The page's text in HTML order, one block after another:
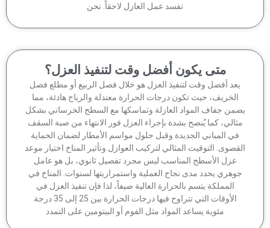
تفسد عمل العازل لاحقاً. نحن
متى يكون أفضل وقت لتنفيذ العزل؟
أفضل وقت لتنفيذ العزل هو خلال فصل الربيع أو مطلع فصل
الخريف، حيث تكون درجات الحرارة معتدلة والرياح هادئة، مما
جفاف المواد العازلة وتماسكها مع السطح الخرساني بشكل
كما يُنصح بشدة بإجراء العزل فور الانتهاء من صبة السقف
في المباني الجديدة وقبل حلول مواسم الأمطار لضمان الحماية
التوقيت المثالي لتركيب العوازل وتأثير المناخ اختيار موعد
عزل الأسطح المناسب ليس مجرد تفصيل ثانوي، بل هو عامل
يحدد مدى نجاح العملية واستمراريتها لسنوات. المناخ في
المملكة يتسم بالحرارة العالية صيفاً، لذا فإن تنفيذ العزل في
الأوقات التي تتراوح فيها درجات الحرارة بين 25 إلى 35 درجة
مئوية يساعد المواد مثل الفوم أو البيتومين على التمدد